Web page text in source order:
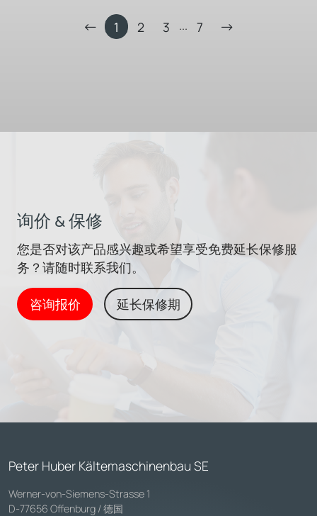
1 2 3 ... 7
询价 & 保修
您是否对该产品感兴趣或希望享受免费延长保修服
务？请随时联系我们。
咨询报价 延长保修期
Peter Huber Kältemaschinenbau SE
Werner-von-Siemens-Strasse 1
D-77656 Offenburg / 德国